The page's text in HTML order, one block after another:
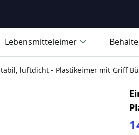
Lebensmitteleimer
luftdicht - Plastikeimer mit Griff